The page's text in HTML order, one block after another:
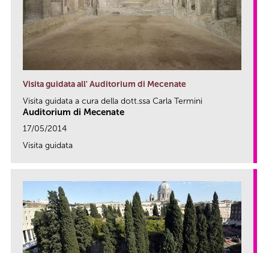
Visita guidata all' Auditorium di Mecenate
Visita guidata a cura della dott.ssa Carla Termini
Auditorium di Mecenate
17/05/2014
Visita guidata